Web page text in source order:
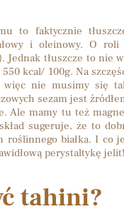
to faktycznie
i oleinowy. O
. Jednak tłuszcze to nie
kcal/ 100g. Na
nie musimy się
sezam jest
Ale mamy tu też
sugeruje, że to
białka. I co
perystaltykę jelit!
tahini?